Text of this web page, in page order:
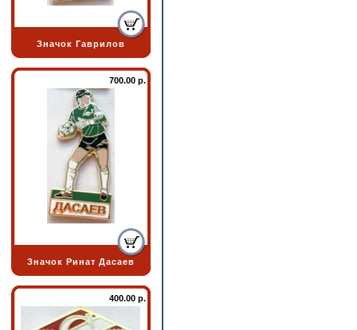
Значок Гаврилов
700.00 р.
Значок Ринат Дасаев
400.00 р.